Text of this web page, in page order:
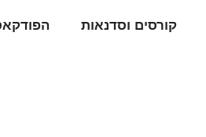
קורסים וסדנאות